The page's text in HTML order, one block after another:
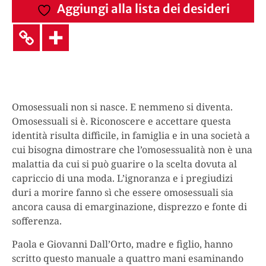
Aggiungi alla lista dei desideri
Omosessuali non si nasce. E nemmeno si diventa.
Omosessuali si è. Riconoscere e accettare questa
identità risulta difficile, in famiglia e in una società a
cui bisogna dimostrare che l’omosessualità non è una
malattia da cui si può guarire o la scelta dovuta al
capriccio di una moda. L’ignoranza e i pregiudizi
duri a morire fanno sì che essere omosessuali sia
ancora causa di emarginazione, disprezzo e fonte di
sofferenza.
Paola e Giovanni Dall’Orto, madre e figlio, hanno
scritto questo manuale a quattro mani esaminando